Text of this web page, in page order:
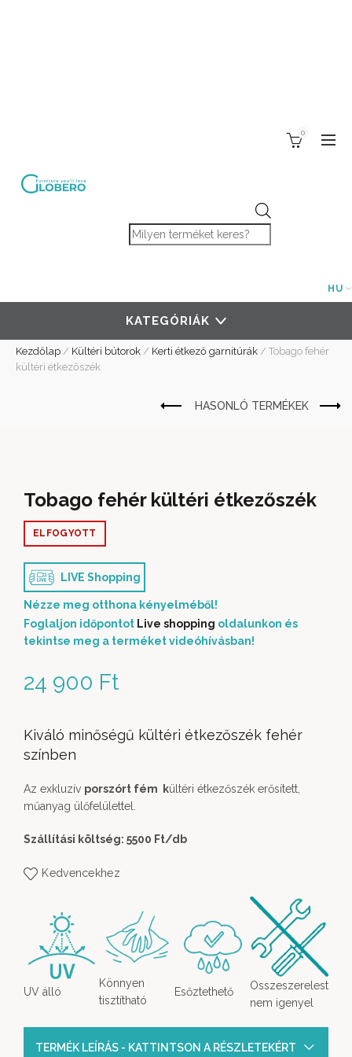
Products search
0
HU
KATEGÓRIÁK
Kezdőlap / Kültéri bútorok / Kerti étkező garnitúrák / Tobago fehér
kültéri étkezőszék
Tobago fehér kültéri étkezőszék
24 900 Ft
ELFOGYOTT
LIVE Shopping
Nézze meg otthona kényelméből!
Foglaljon időpontot Live shopping oldalunkon és
tekintse meg a terméket videóhívásban!
Kiváló minőségű kültéri étkezőszék fehér
színben
Az exkluzív porszórt fém kültéri étkezőszék erősített,
műanyag ülőfelülettel.
Szállítási költség: 5500 Ft/db
Kedvencekhez
UV álló
Könnyen
tisztítható
Esőztethető
Osszeszerelest
nem igenyel
TERMÉK LEÍRÁS - KATTINTSON A RÉSZLETEKÉRT